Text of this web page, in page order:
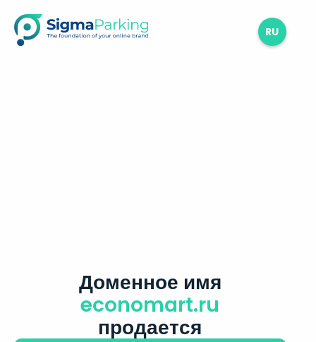
RU
Доменное имя
economart.ru
продается